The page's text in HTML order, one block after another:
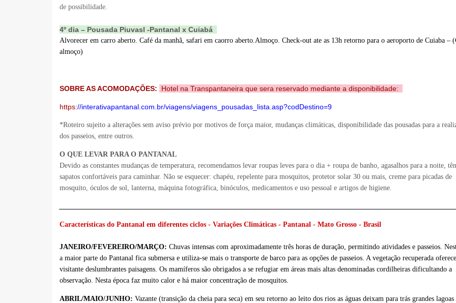
de possibilidade.
4º dia – Pousada Piuvasl -Pantanal x Cuiabá
Alvorecer em carro aberto. Café da manhã, safari em caorro aberto.Almoço. Check-out ate as 13h retorno para o aeroporto de Cuiaba –
almoço)
SOBRE AS ACOMODAÇÕES: Hotel na Transpantaneira que sera reservado mediante a disponibilidade:
https://interativapantanal.com.br/viagens/viagens_pousadas_lista.asp?codDestino=9
*Roteiro sujeito a alterações sem aviso prévio por motivos de força maior, mudanças climáticas, disponibilidade das pousadas para a
dos passeios, entre outros.
O QUE LEVAR PARA O PANTANAL
Devido as constantes mudanças de temperatura, recomendamos levar roupas leves para o dia + roupa de banho, agasalhos para a noite,
sapatos confortáveis para caminhar. Não se esquecer: chapéu, repelente para mosquitos, protetor solar 30 ou mais, creme para picadas de
mosquito, óculos de sol, lanterna, máquina fotográfica, binóculos, medicamentos e uso pessoal e artigos de higiene.
Características do Pantanal em diferentes ciclos - Variações Climáticas - Pantanal - Mato Grosso - Brasil
JANEIRO/FEVEREIRO/MARÇO: Chuvas intensas com aproximadamente três horas de duração, permitindo atividades e passeios.
a maior parte do Pantanal fica submersa e utiliza-se mais o transporte de barco para as opções de passeios. A vegetação recuperada
visitante deslumbrantes paisagens. Os mamíferos são obrigados a se refugiar em áreas mais altas denominadas cordilheiras dificultando a
observação. Nesta época faz muito calor e há maior concentração de mosquitos.
ABRIL/MAIO/JUNHO: Vazante (transição da cheia para seca) em seu retorno ao leito dos rios as águas deixam para trás grandes lagoas